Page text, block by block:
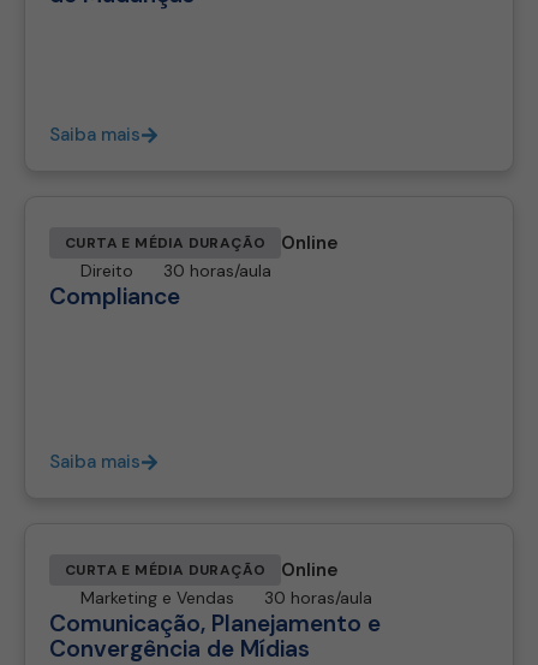
Saiba mais
CURTA E MÉDIA DURAÇÃO Online
Direito 30 horas/aula
Compliance
Saiba mais
CURTA E MÉDIA DURAÇÃO Online
Marketing e Vendas 30 horas/aula
Comunicação, Planejamento e
Convergência de Mídias